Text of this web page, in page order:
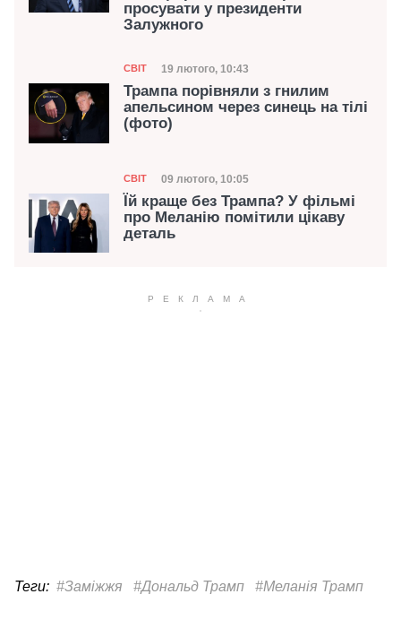
просувати у президенти
Залужного
Категорія
СВІТ Дата публікації
19 лютого, 10:43
Трампа порівняли з гнилим
апельсином через синець на тілі
(фото)
Категорія
СВІТ Дата публікації
09 лютого, 10:05
Їй краще без Трампа? У фільмі
про Меланію помітили цікаву
деталь
Теги: #Заміжжя #Дональд Трамп #Меланія Трамп